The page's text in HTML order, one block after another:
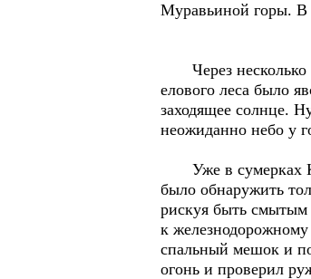
Муравьиной горы. В
Через несколько
елового леса было
заходящее солнце.
неожиданно небо у
Уже в сумерках К.
было обнаружить
рискуя быть смытым
к
спальный мешок и
огонь и проверил